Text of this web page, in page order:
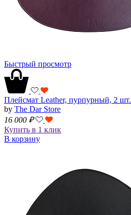
Быстрый просмотр
Плейсмат Leather, пурпурный, 2 шт.
by The Dar Store
16 000 ₽
Купить в 1 клик
В корзину